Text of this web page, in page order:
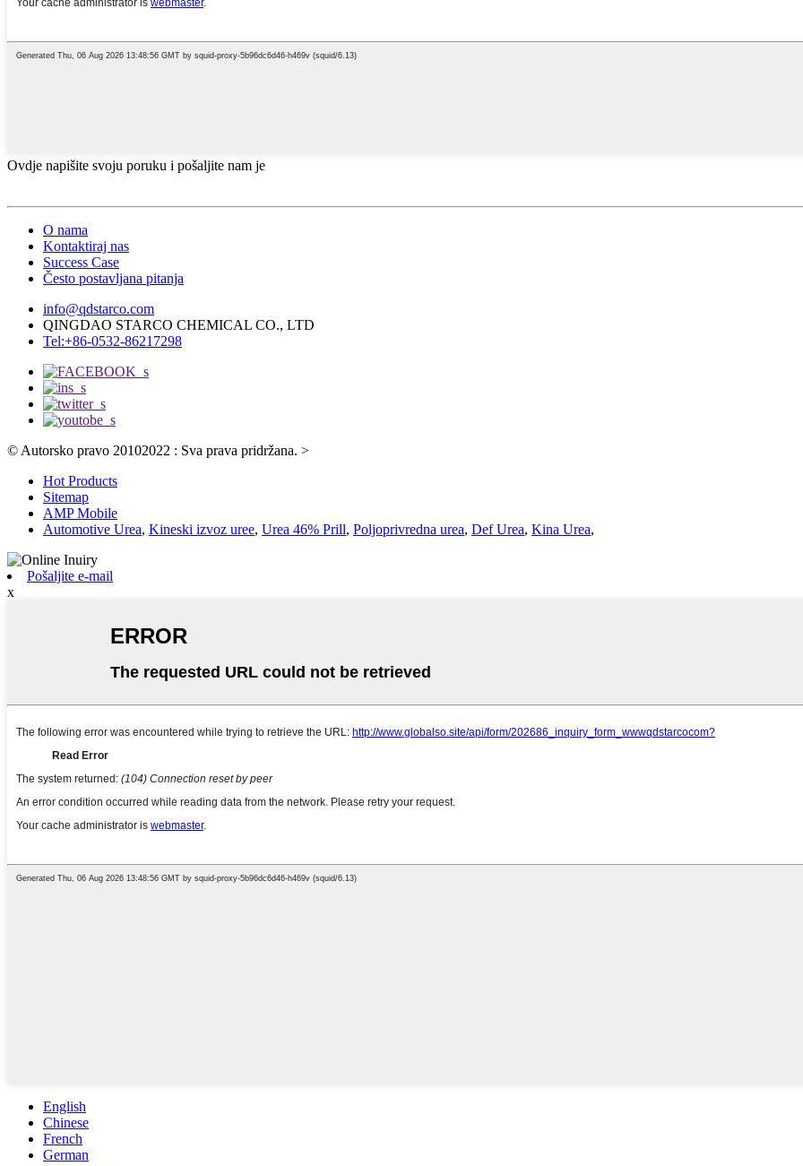
Ovdje napišite svoju poruku i pošaljite nam je
O nama
Kontaktiraj nas
Success Case
Često postavljana pitanja
info@qdstarco.com
QINGDAO STARCO CHEMICAL CO., LTD
Tel:+86-0532-86217298
© Autorsko pravo 20102022 : Sva prava pridržana. >
Hot Products
Sitemap
AMP Mobile
Automotive Urea, Kineski izvoz uree, Urea 46% Prill, Poljoprivredna urea, Def Urea, Kina Urea,
Pošaljite e-mail
x
English
Chinese
French
German